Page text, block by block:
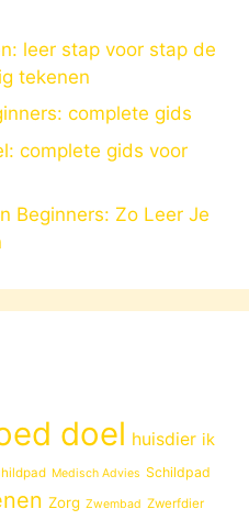
leer stap voor stap de
tekenen
complete gids
complete gids voor
Beginners: Zo Leer Je
doel huisdier ik
Medisch Advies Schildpad
Zorg Zwembad Zwerfdier